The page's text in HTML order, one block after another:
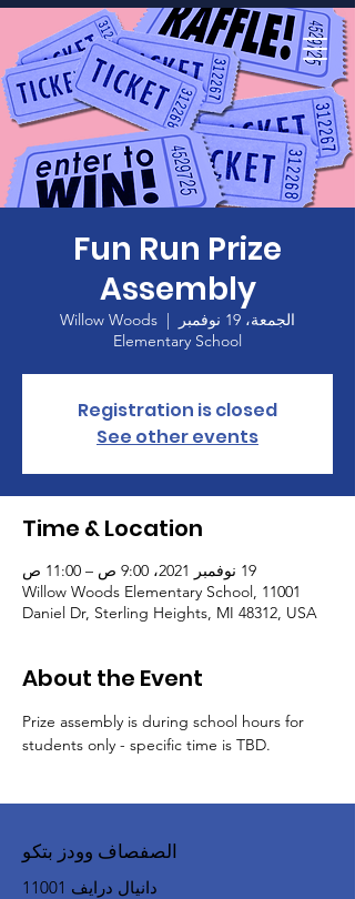
الصفحة الرئيسية
Fun Run Prize
Assembly
الجمعة، 19 نوفمبر
  |
Willow Woods
Elementary School
Registration is closed
See other events
Time & Location
19 نوفمبر 2021، 9:00 ص – 11:00 ص
Willow Woods Elementary School, 11001
Daniel Dr, Sterling Heights, MI 48312, USA
About the Event
Prize assembly is during school hours for
students only - specific time is TBD.
الصفصاف وودز بتكو
11001 دانيال درايف